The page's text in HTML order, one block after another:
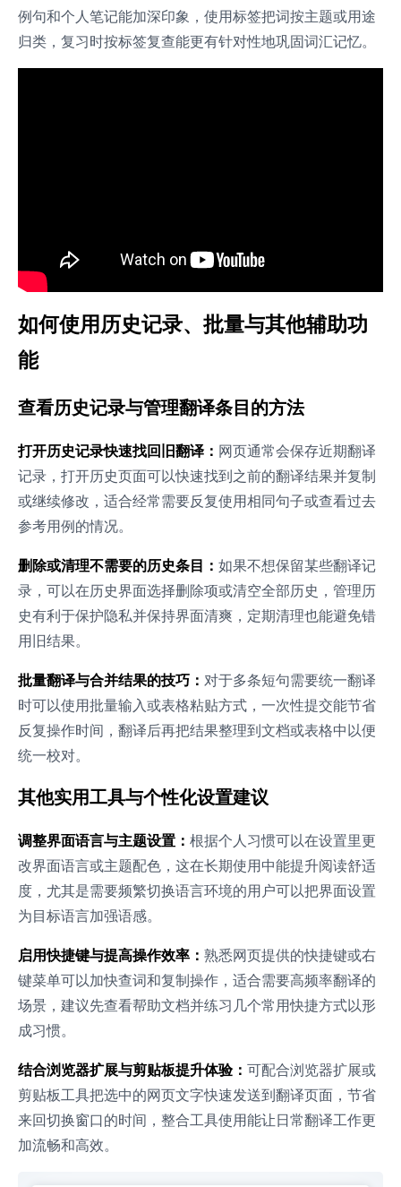
例句和个人笔记能加深印象，使用标签把词按主题或用途
归类，复习时按标签复查能更有针对性地巩固词汇记忆。
如何使用历史记录、批量与其他辅助功
能
查看历史记录与管理翻译条目的方法
打开历史记录快速找回旧翻译： 网页通常会保存近期翻译
记录，打开历史页面可以快速找到之前的翻译结果并复制
或继续修改，适合经常需要反复使用相同句子或查看过去
参考用例的情况。
删除或清理不需要的历史条目： 如果不想保留某些翻译记
录，可以在历史界面选择删除项或清空全部历史，管理历
史有利于保护隐私并保持界面清爽，定期清理也能避免错
用旧结果。
批量翻译与合并结果的技巧： 对于多条短句需要统一翻译
时可以使用批量输入或表格粘贴方式，一次性提交能节省
反复操作时间，翻译后再把结果整理到文档或表格中以便
统一校对。
其他实用工具与个性化设置建议
调整界面语言与主题设置： 根据个人习惯可以在设置里更
改界面语言或主题配色，这在长期使用中能提升阅读舒适
度，尤其是需要频繁切换语言环境的用户可以把界面设置
为目标语言加强语感。
启用快捷键与提高操作效率： 熟悉网页提供的快捷键或右
键菜单可以加快查词和复制操作，适合需要高频率翻译的
场景，建议先查看帮助文档并练习几个常用快捷方式以形
成习惯。
结合浏览器扩展与剪贴板提升体验： 可配合浏览器扩展或
剪贴板工具把选中的网页文字快速发送到翻译页面，节省
来回切换窗口的时间，整合工具使用能让日常翻译工作更
加流畅和高效。